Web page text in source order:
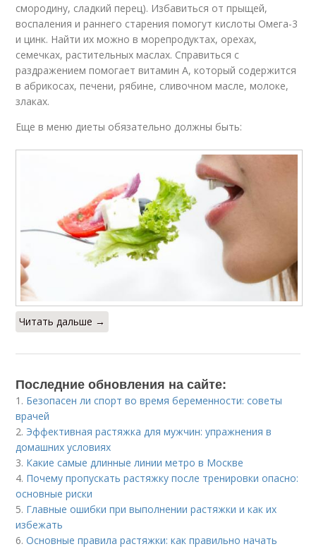
смородину, сладкий перец). Избавиться от прыщей,
воспаления и раннего старения помогут кислоты Омега-3
и цинк. Найти их можно в морепродуктах, орехах,
семечках, растительных маслах. Справиться с
раздражением помогает витамин А, который содержится
в абрикосах, печени, рябине, сливочном масле, молоке,
злаках.
Еще в меню диеты обязательно должны быть:
Читать дальше →
Последние обновления на сайте:
1. Безопасен ли спорт во время беременности: советы
врачей
2. Эффективная растяжка для мужчин: упражнения в
домашних условиях
3. Какие самые длинные линии метро в Москве
4. Почему пропускать растяжку после тренировки опасно:
основные риски
5. Главные ошибки при выполнении растяжки и как их
избежать
6.Основные правила растяжки: как правильно начать